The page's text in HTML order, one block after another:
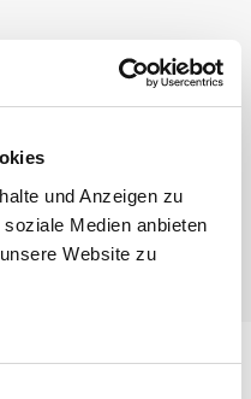
und Anzeigen zu
Medien anbieten
Website zu